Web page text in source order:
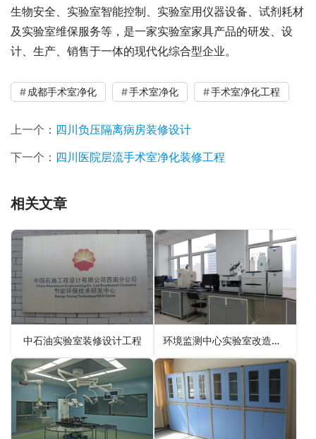
生物安全、实验室智能控制、实验室用仪器设备、试剂耗材
及实验室维保服务等，是一家实验室家具产品的研发、设
计、生产、销售于一体的现代化综合型企业。
成都手术室净化 手术室净化 手术室净化工程
上一个： 四川负压隔离病房装修设计
下一个： 四川医院层流手术室净化装修工程
相关文章
中石油实验室装修设计工程 环境监测中心实验室改造装修工程